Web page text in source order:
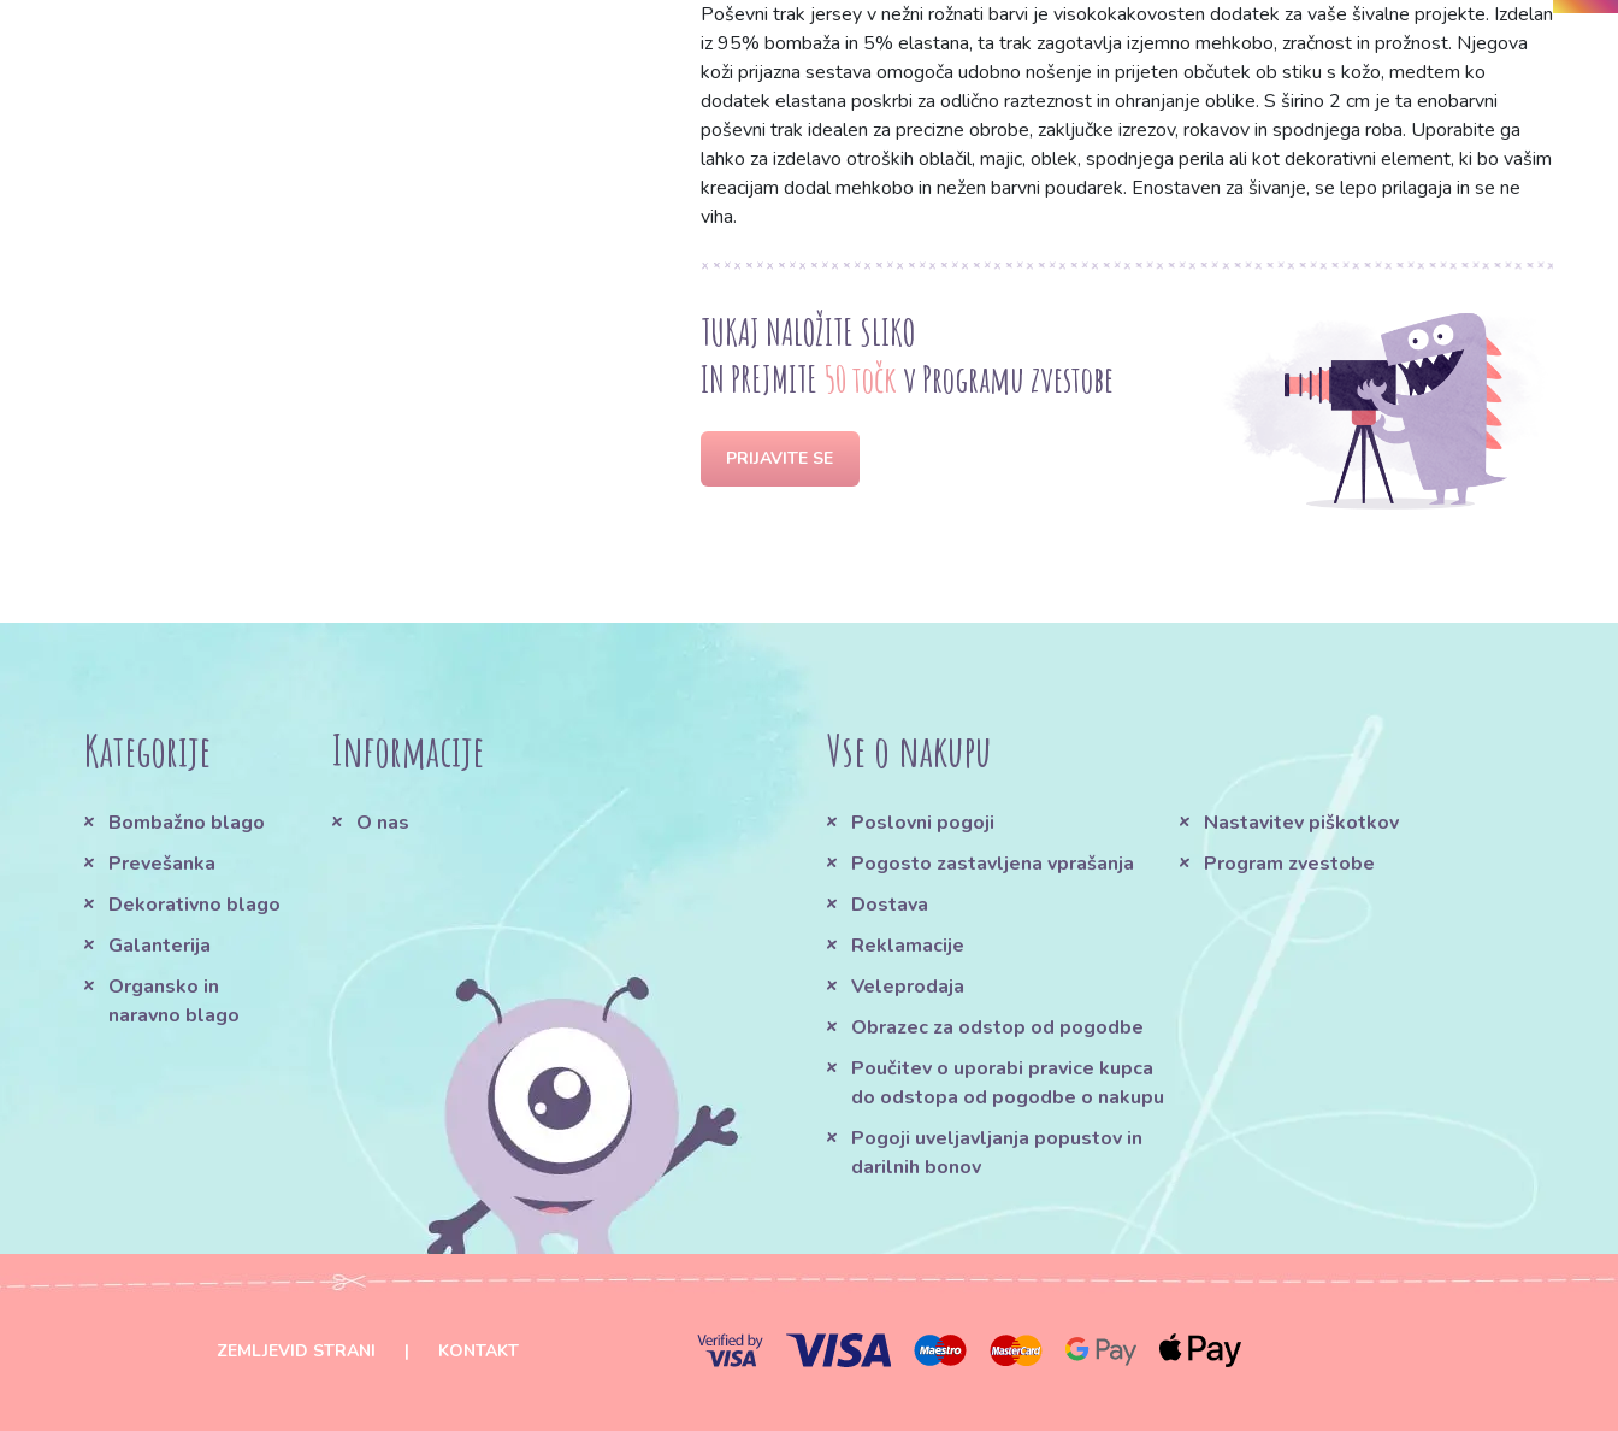
Poševni trak jersey v nežni rožnati barvi je visokokakovosten dodatek za vaše šivalne projekte. Izdelan
iz 95% bombaža in 5% elastana, ta trak zagotavlja izjemno mehkobo, zračnost in prožnost. Njegova
koži prijazna sestava omogoča udobno nošenje in prijeten občutek ob stiku s kožo, medtem ko
dodatek elastana poskrbi za odlično razteznost in ohranjanje oblike. S širino 2 cm je ta enobarvni
poševni trak idealen za precizne obrobe, zaključke izrezov, rokavov in spodnjega roba. Uporabite ga
lahko za izdelavo otroških oblačil, majic, oblek, spodnjega perila ali kot dekorativni element, ki bo vašim
kreacijam dodal mehkobo in nežen barvni poudarek. Enostaven za šivanje, se lepo prilagaja in se ne
viha.
TUKAJ NALOŽITE SLIKO
IN PREJMITE 50 točkv Programu zvestobe
PRIJAVITE SE
Kategorije
Bombažno blago
Prevešanka
Dekorativno blago
Galanterija
Organsko in
naravno blago
Informacije
O nas
Vse o nakupu
Poslovni pogoji
Pogosto zastavljena vprašanja
Dostava
Reklamacije
Veleprodaja
Obrazec za odstop od pogodbe
Poučitev o uporabi pravice kupca
do odstopa od pogodbe o nakupu
Pogoji uveljavljanja popustov in
darilnih bonov
Nastavitev piškotkov
Program zvestobe
ZEMLJEVID STRANI | KONTAKT